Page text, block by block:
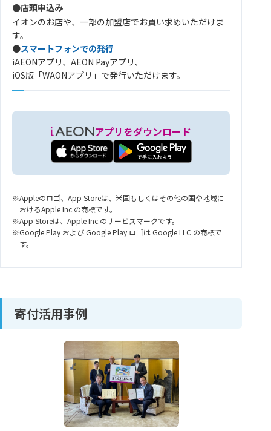
●店頭申込み
イオンのお店や、一部の加盟店でお買い求めいただけま
す。
●スマートフォンでの発行
iAEONアプリ、AEON Payアプリ、
iOS版「WAONアプリ」で発行いただけます。
アプリをダウンロード
Appleのロゴ、App Storeは、米国もしくはその他の国や地域に
おけるApple Inc.の商標です。
App Storeは、Apple Inc.のサービスマークです。
Google Play および Google Play ロゴは Google LLC の商標で
す。
寄付活用事例